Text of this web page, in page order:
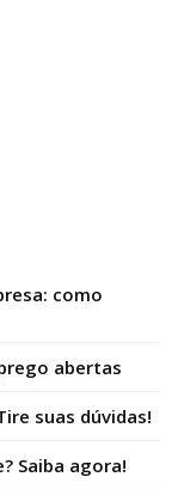
como
abertas
suas dúvidas!
Saiba agora!